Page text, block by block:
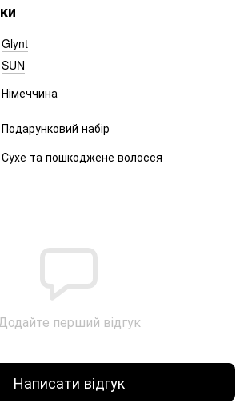
Glynt
SUN
Німеччина
Подарунковий набір
Сухе та пошкоджене волосся
перший відгук
Написати відгук